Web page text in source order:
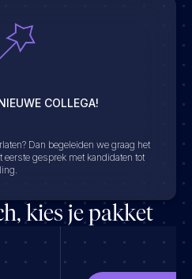
COLLEGA!
Dan begeleiden we graag het
gesprek met kandidaten tot
kies je pakket